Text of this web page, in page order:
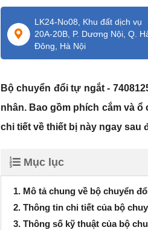
LK24-No08, Khu đất dịch vụ
20A-20B, P. Dương Nội, Q.
Đông, Hà Nội
Bộ chuyển đổi tự ngắt -
nhân. Bao gồm phích cắm và
chi tiết về thiết bị này ngay sau
Mục lục
1. Mô tả chung về bộ chuyển
2. Thông tin chi tiết của bộ
3. Thông số kỹ thuật của bộ